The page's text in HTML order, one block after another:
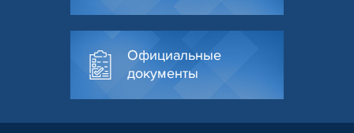
Официальные
документы